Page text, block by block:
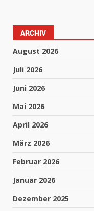
ARCHIV
August 2026
Juli 2026
Juni 2026
Mai 2026
April 2026
März 2026
Februar 2026
Januar 2026
Dezember 2025